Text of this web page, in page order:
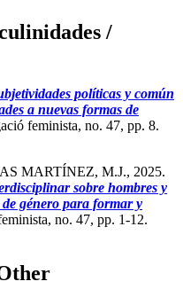
/
políticas y común
a nuevas formas de
feminista, no. 47, pp. 8.
MARTÍNEZ, M.J., 2025.
sobre hombres y
de género para formar y
no. 47, pp. 1-12.